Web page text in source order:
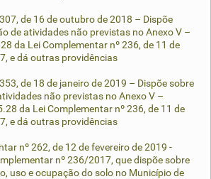
de 16 de outubro de 2018 – Dispõe
de atividades não previstas no Anexo V –
da Lei Complementar nº 236, de 11 de
e dá outras providências
de 18 de janeiro de 2019 – Dispõe sobre
não previstas no Anexo V –
da Lei Complementar nº 236, de 11 de
e dá outras providências
nº 262, de 12 de fevereiro de 2019 -
nº 236/2017, que dispõe sobre
uso e ocupação do solo no Município de